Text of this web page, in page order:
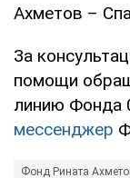
Ахметов –
За
помощи
линию Фонда
мессенджер
Фонд Рината